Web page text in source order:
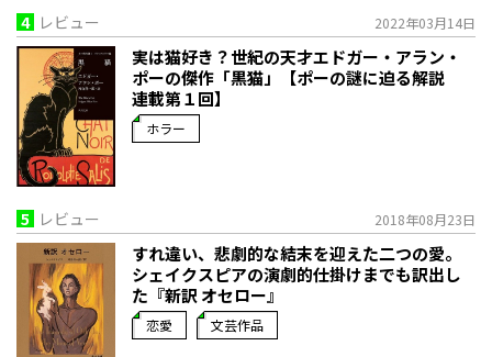
4 レビュー 2022年03月14日
実は猫好き？世紀の天才エドガー・アラン・
ポーの傑作「黒猫」【ポーの謎に迫る解説
連載第１回】
ホラー
5 レビュー 2018年08月23日
すれ違い、悲劇的な結末を迎えた二つの愛。
シェイクスピアの演劇的仕掛けまでも訳出し
た『新訳 オセロー』
恋愛 文芸作品